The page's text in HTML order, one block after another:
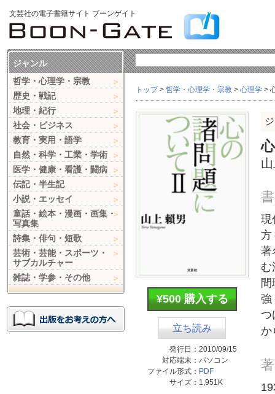
文芸社の電子書籍サイト ブーンゲイト
トップ> 哲学・心理学・宗教 > 心理学 >
¥500 購入する
立ち読み
発行日： 2010/09/15
対応端末： パソコン
ファイル形式： PDF
サイズ： 1,951K
現
方
著
む
強
つ
か
ジャンル
哲学・心理学・宗教
歴史・戦記
地理・紀行
社会・ビジネス
教育・実用・語学
自然・科学・工業・学術
医学・健康・看護・闘病
伝記・半生記
小説・エッセイ
童話・絵本・漫画・画集・
写真集
詩集・俳句・短歌
芸術・芸能・スポーツ・
サブカルチャー
雑誌・学参・その他